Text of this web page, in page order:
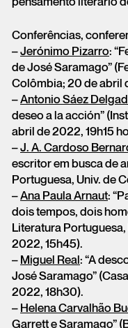
Conferências,
–Jerónimo Pizarro:
de José Saramago”
Colômbia; 20 de abril
–Antonio Sáez
deseo a la acción”
abril de 2022, 19h15
–J. A. Cardoso
escritor em busca de
Portuguesa, Univ. de
–Ana Paula Arnaut:
dois tempos, dois
Literatura
2022, 15h45).
– Miguel Real : “A
José Saramago”
2022, 18h30).
– Helena Carvalhão
Garrett e Saramago”